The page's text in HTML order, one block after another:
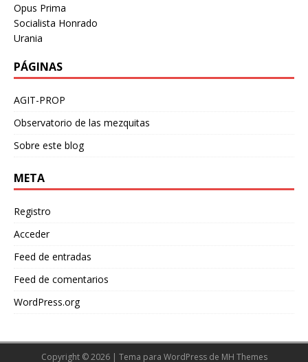
Opus Prima
Socialista Honrado
Urania
PÁGINAS
AGIT-PROP
Observatorio de las mezquitas
Sobre este blog
META
Registro
Acceder
Feed de entradas
Feed de comentarios
WordPress.org
Copyright © 2026 | Tema para WordPress de MH Themes